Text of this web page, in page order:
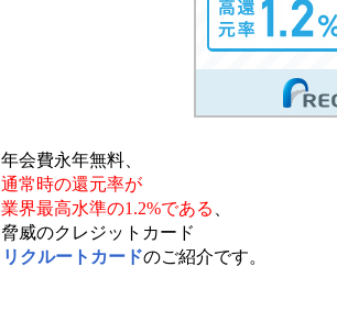
年会費永年無料、
通常時の還元率が
業界最高水準の1.2%である
脅威のクレジットカード
リクルートカードのご紹介です。